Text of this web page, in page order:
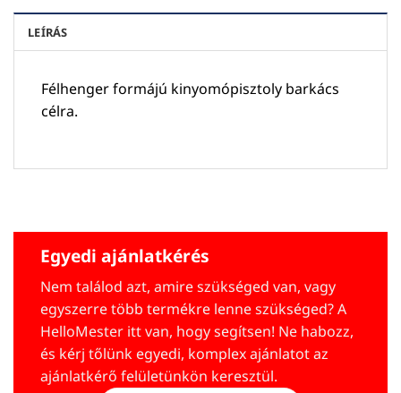
LEÍRÁS
Félhenger formájú kinyomópisztoly barkács
célra.
Egyedi ajánlatkérés
Nem találod azt, amire szükséged van, vagy
egyszerre több termékre lenne szükséged? A
HelloMester itt van, hogy segítsen! Ne habozz,
és kérj tőlünk egyedi, komplex ajánlatot az
ajánlatkérő felületünkön keresztül.